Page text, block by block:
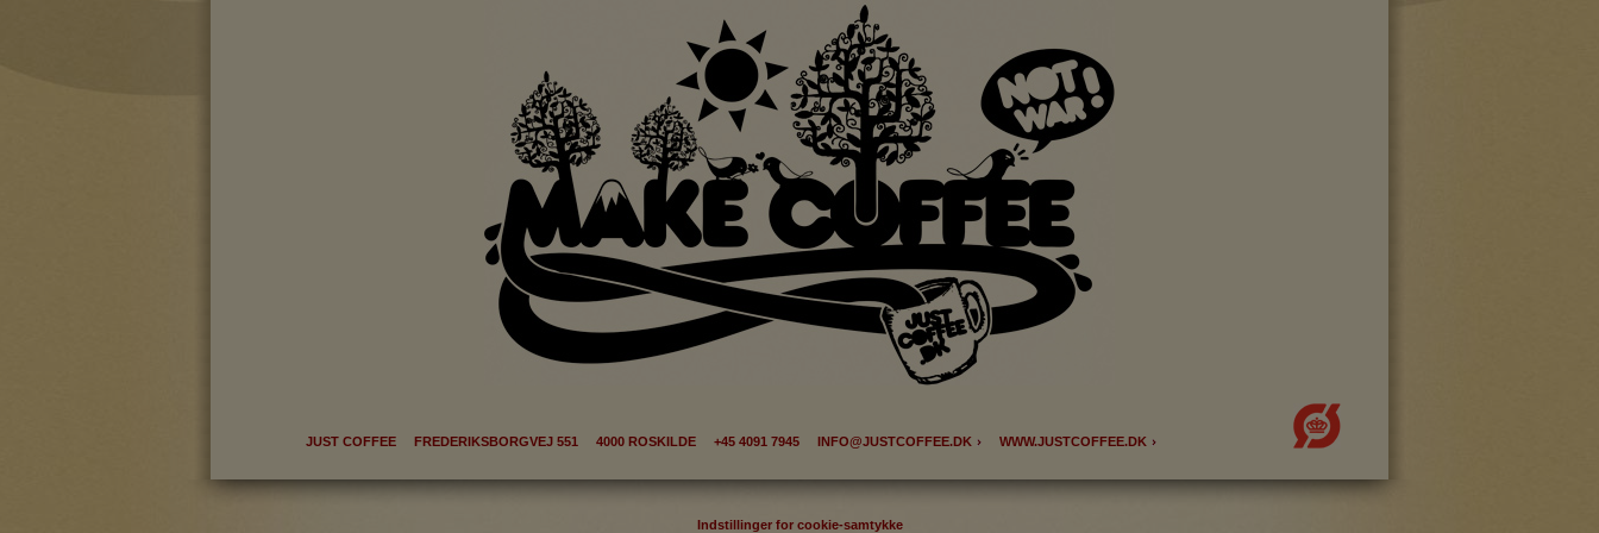
JUST COFFEE FREDERIKSBORGVEJ 551 4000 ROSKILDE +45 4091 7945 INFO@JUSTCOFFEE.DK WWW.JUSTCOFFEE.DK
Indstillinger for cookie-samtykke
Statistik-cookies bruges til at optimere design, brugervenlighed og effektiviteten af en hjemmeside. Fx ved at
indsamle besøgsstatistik om antal besøg og hvordan hjemmesiden bruges.
Markedsføring
Markedsførings-cookies (tracking-cookies) indsamler brugerens digitale fodspor på tværs af flere hjemmesider og
registrerer, hvad brugeren interesserer sig for/søger på for at kunne vise personrettede annoncer, når denne færdes